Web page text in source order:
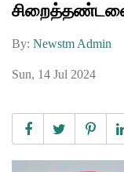
By: Newstm Admin
Sun, 14 Jul 2024